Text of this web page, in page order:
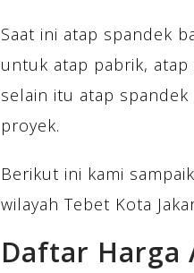
Saat ini atap spandek
untuk atap pabrik,
selain itu atap
proyek.
Berikut ini kami
wilayah Tebet Kota
Daftar Harga